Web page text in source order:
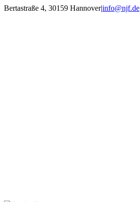
Zum
Bertastraße 4, 30159 Hannover|info@njf.de